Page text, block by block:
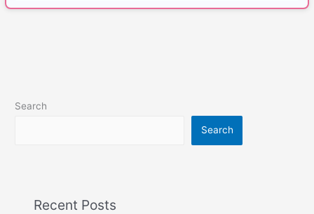
Search
Search
Recent Posts